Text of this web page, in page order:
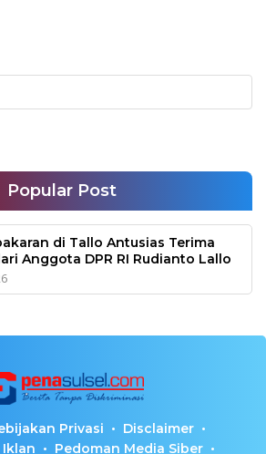
Popular Post
di Tallo Antusias Terima
Anggota DPR RI Rudianto Lallo
Privasi
Disclaimer
Pedoman Media Siber